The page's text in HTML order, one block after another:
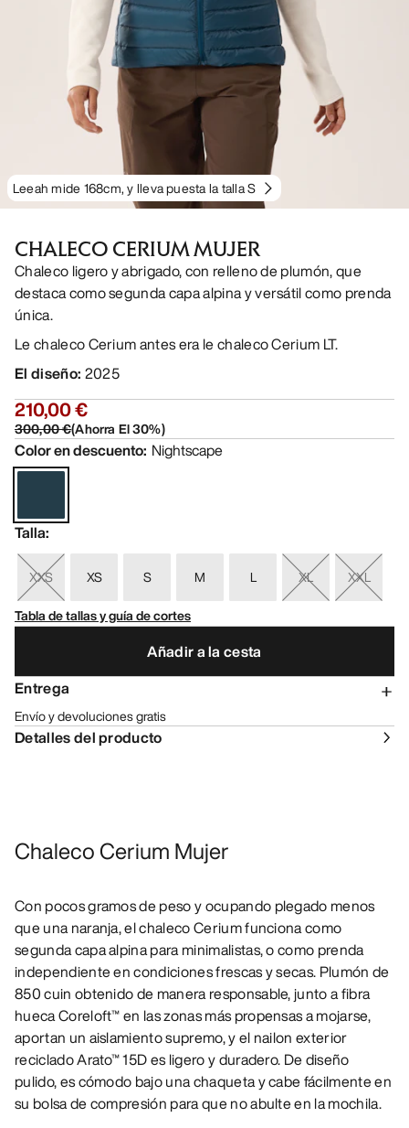
Leeah mide 168cm, y lleva puesta la talla S
CHALECO CERIUM MUJER
Chaleco ligero y abrigado, con relleno de plumón, que
destaca como segunda capa alpina y versátil como prenda
única.
Le chaleco Cerium antes era le chaleco Cerium LT.
El diseño: 2025
210,00 €
300,00 €(Ahorra El30%)
Color en descuento: Nightscape
Talla:
XXS XS S M L XL
XXL
Tabla de tallas y guía de cortes
Añadir a la cesta
Entrega
Envío y devoluciones gratis
Detalles del producto
Chaleco Cerium Mujer
Con pocos gramos de peso y ocupando plegado menos
que una naranja, el chaleco Cerium funciona como
segunda capa alpina para minimalistas, o como prenda
independiente en condiciones frescas y secas. Plumón de
850 cuin obtenido de manera responsable, junto a fibra
hueca Coreloft™ en las zonas más propensas a mojarse,
aportan un aislamiento supremo, y el nailon exterior
reciclado Arato™ 15D es ligero y duradero. De diseño
pulido, es cómodo bajo una chaqueta y cabe fácilmente en
su bolsa de compresión para que no abulte en la mochila.